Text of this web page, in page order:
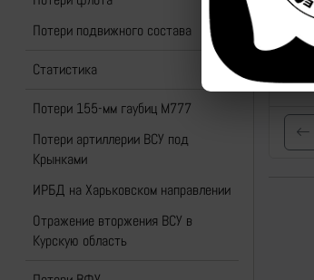
Потери подвижного состава
Статистика
Потери 155-мм гаубиц M777
Потери артиллерии ВСУ под
Крынками
ИРБД на Харьковском направлении
Отражение вторжения ВСУ в
Курскую область